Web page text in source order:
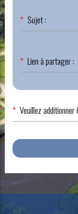
Champ
obligatoire
Sujet :
*
Champ
obligatoire
Lien à partager :
*
Veuillez additionner
*